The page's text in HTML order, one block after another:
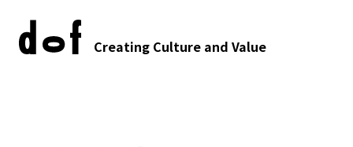
Creating Culture and Value